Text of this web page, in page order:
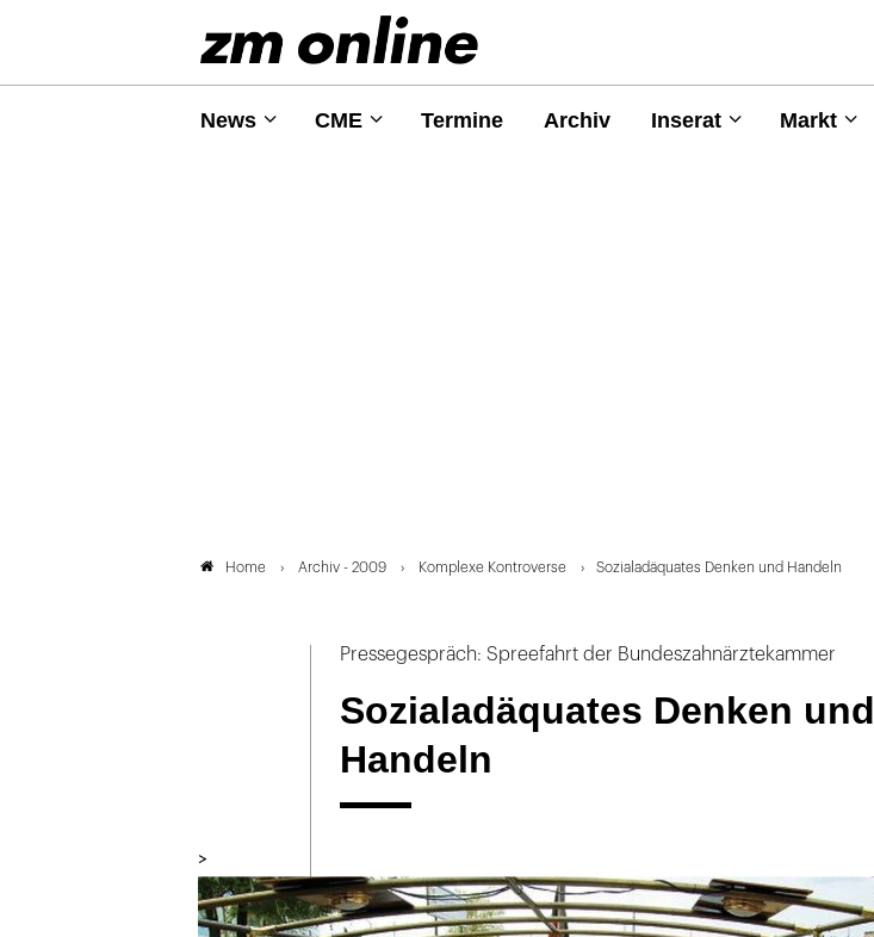
News CME Termine Archiv Inserat Markt
Home Archiv - 2009 Komplexe Kontroverse Sozialadäquates Denken und Handeln
Pressegespräch: Spreefahrt der Bundeszahnärztekammer
Sozialadäquates Denken und
Handeln
>